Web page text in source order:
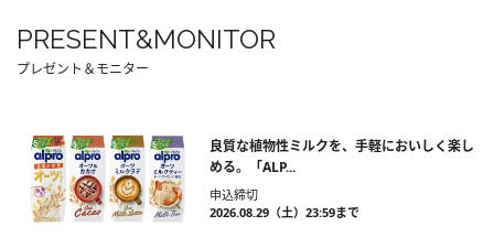
PRESENT&MONITOR
プレゼント＆モニター
良質な植物性ミルクを、手軽においしく楽し
める。「ALP...
申込締切
2026.08.29（土）23:59まで